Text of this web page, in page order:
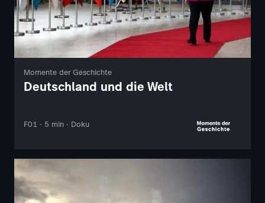
Momente der Geschichte
Deutschland und die Welt
F01 · 5 min · Doku